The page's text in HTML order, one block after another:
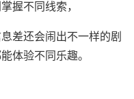
握不同线索，
差还会闹出不一样的剧
体验不同乐趣。